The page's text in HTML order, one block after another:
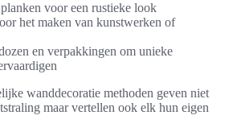
voor een rustieke look
het maken van kunstwerken of
en verpakkingen om unieke
wanddecoratie methoden geven niet
maar vertellen ook elk hun eigen